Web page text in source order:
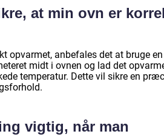
at min ovn er
opvarmet, anbefales det at bruge en
midt i ovnen og lad det
temperatur. Dette vil sikre en
vigtig, når man